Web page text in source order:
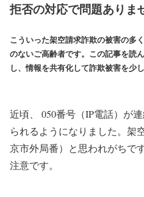
拒否の対応で問題ありま
こういった架空請求詐欺の被害の多
のないご高齢者です。この記事を読
し、情報を共有化して詐欺被害を少
近頃、 050番号（IP電話）が
られるようになりました。架
京市外局番）と思われがちで
注意です。